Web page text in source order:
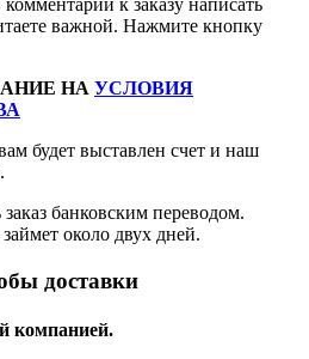
важной. Нажмите кнопку
НА УСЛОВИЯ
будет выставлен счет и наш
банковским переводом.
около двух дней.
доставки
компанией.